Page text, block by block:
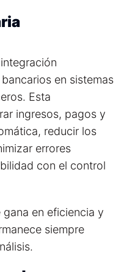
en sistemas
Esta
ingresos, pagos y
reducir los
errores
con el control
en eficiencia y
siempre